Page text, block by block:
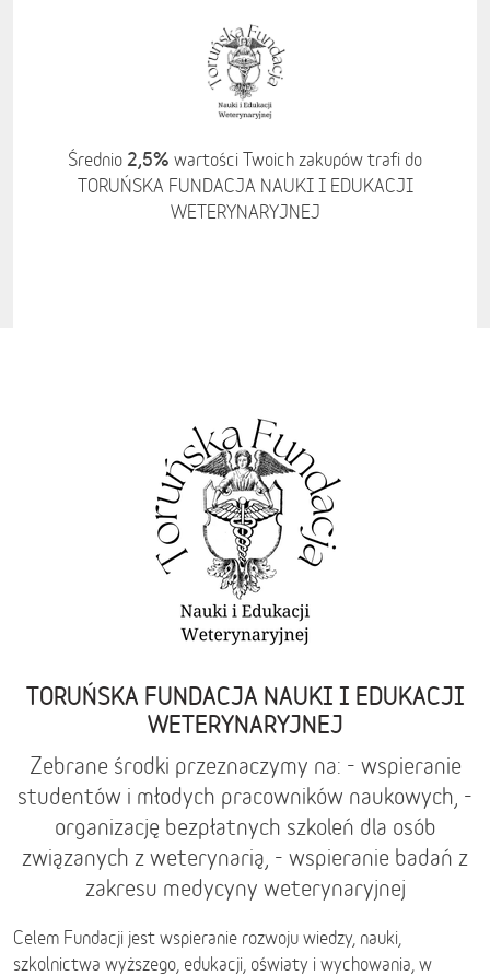
Średnio 2,5% wartości Twoich zakupów trafi do
TORUŃSKA FUNDACJA NAUKI I EDUKACJI
WETERYNARYJNEJ
TORUŃSKA FUNDACJA NAUKI I EDUKACJI
WETERYNARYJNEJ
Zebrane środki przeznaczymy na: - wspieranie
studentów i młodych pracowników naukowych, -
organizację bezpłatnych szkoleń dla osób
związanych z weterynarią, - wspieranie badań z
zakresu medycyny weterynaryjnej
Celem Fundacji jest wspieranie rozwoju wiedzy, nauki,
szkolnictwa wyższego, edukacji, oświaty i wychowania, w